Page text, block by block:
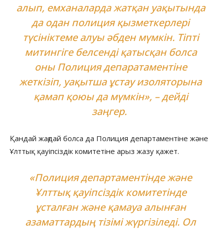
алып, емханаларда жатқан уақытында
да одан полиция қызметкерлері
түсініктеме алуы әбден мүмкін. Тіпті
митингіге белсенді қатысқан болса
оны Полиция депаратаментіне
жеткізіп, уақытша ұстау изоляторына
қамап қоюы да мүмкін», – дейді
заңгер.
Қандай жағдай болса да Полиция департаментіне және
Ұлттық қауіпсіздік комитетіне арыз жазу қажет.
«Полиция департаментінде және
Ұлттық қауіпсіздік комитетінде
ұсталған және қамауа алынған
азаматтардың тізімі жүргізіледі. Ол